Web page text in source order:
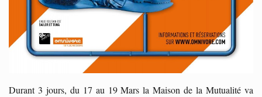
Durant 3 jours, du 17 au 19 Mars la Maison de la Mutualité va